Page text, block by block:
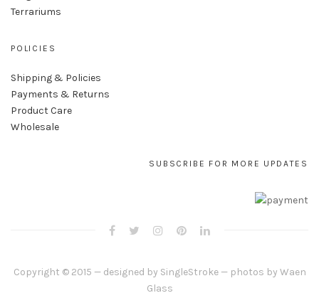
Terrariums
POLICIES
Shipping & Policies
Payments & Returns
Product Care
Wholesale
SUBSCRIBE FOR MORE UPDATES
Copyright © 2015 — designed by SingleStroke— photos by Waen
Glass